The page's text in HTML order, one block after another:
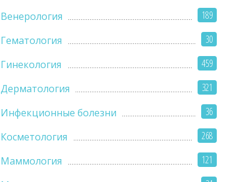
189
Венерология
30
Гематология
459
Гинекология
321
Дерматология
36
Инфекционные болезни
268
Косметология
121
Маммология